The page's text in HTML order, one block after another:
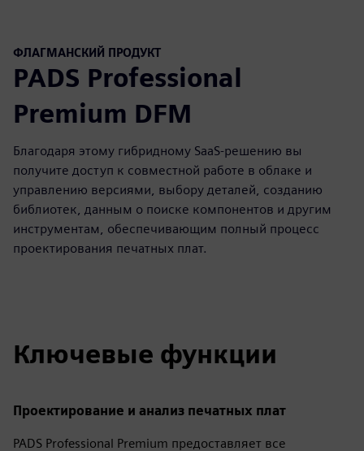
ФЛАГМАНСКИЙ ПРОДУКТ
PADS Professional
Premium DFM
Благодаря этому гибридному SaaS-решению вы
получите доступ к совместной работе в облаке и
управлению версиями, выбору деталей, созданию
библиотек, данным о поиске компонентов и другим
инструментам, обеспечивающим полный процесс
проектирования печатных плат.
Ключевые функции
Проектирование и анализ печатных плат
PADS Professional Premium предоставляет все